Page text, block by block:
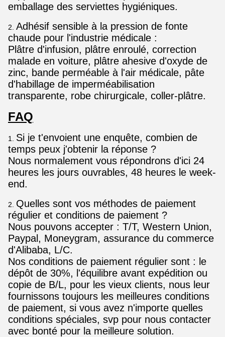
emballage des serviettes hygiéniques.
2. Adhésif sensible à la pression de fonte
chaude pour l'industrie médicale :
Plâtre d'infusion, plâtre enroulé, correction
malade en voiture, plâtre ahesive d'oxyde de
zinc, bande perméable à l'air médicale, pâte
d'habillage de imperméabilisation
transparente, robe chirurgicale, coller-plâtre.
FAQ
1. Si je t'envoient une enquête, combien de
temps peux j'obtenir la réponse ?
Nous normalement vous répondrons d'ici 24
heures les jours ouvrables, 48 heures le week-
end.
2. Quelles sont vos méthodes de paiement
régulier et conditions de paiement ?
Nous pouvons accepter : T/T, Western Union,
Paypal, Moneygram, assurance du commerce
d'Alibaba, L/C.
Nos conditions de paiement régulier sont : le
dépôt de 30%, l'équilibre avant expédition ou
copie de B/L, pour les vieux clients, nous leur
fournissons toujours les meilleures conditions
de paiement, si vous avez n'importe quelles
conditions spéciales, svp pour nous contacter
avec bonté pour la meilleure solution.